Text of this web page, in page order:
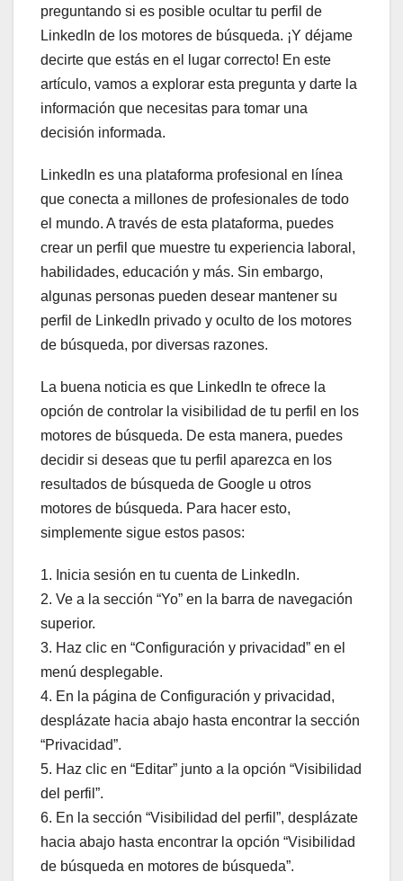
preguntando si es posible ocultar tu perfil de
LinkedIn de los motores de búsqueda. ¡Y déjame
decirte que estás en el lugar correcto! En este
artículo, vamos a explorar esta pregunta y darte la
información que necesitas para tomar una
decisión informada.
LinkedIn es una plataforma profesional en línea
que conecta a millones de profesionales de todo
el mundo. A través de esta plataforma, puedes
crear un perfil que muestre tu experiencia laboral,
habilidades, educación y más. Sin embargo,
algunas personas pueden desear mantener su
perfil de LinkedIn privado y oculto de los motores
de búsqueda, por diversas razones.
La buena noticia es que LinkedIn te ofrece la
opción de controlar la visibilidad de tu perfil en los
motores de búsqueda. De esta manera, puedes
decidir si deseas que tu perfil aparezca en los
resultados de búsqueda de Google u otros
motores de búsqueda. Para hacer esto,
simplemente sigue estos pasos:
1. Inicia sesión en tu cuenta de LinkedIn.
2. Ve a la sección “Yo” en la barra de navegación
superior.
3. Haz clic en “Configuración y privacidad” en el
menú desplegable.
4. En la página de Configuración y privacidad,
desplázate hacia abajo hasta encontrar la sección
“Privacidad”.
5. Haz clic en “Editar” junto a la opción “Visibilidad
del perfil”.
6. En la sección “Visibilidad del perfil”, desplázate
hacia abajo hasta encontrar la opción “Visibilidad
de búsqueda en motores de búsqueda”.